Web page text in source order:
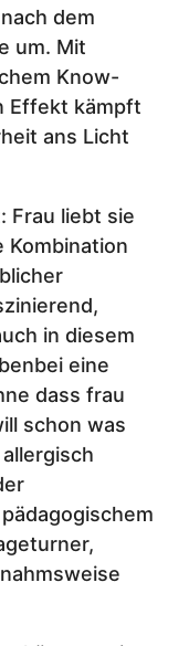
dem
um. Mit
Know-
Effekt kämpft
ans Licht
Frau liebt sie
Kombination
in diesem
eine
dass frau
schon was